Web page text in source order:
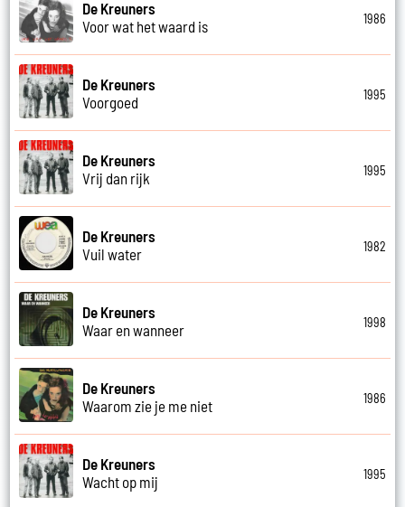
De Kreuners
Voor wat het waard is
1986
De Kreuners
Voorgoed
1995
De Kreuners
Vrij dan rijk
1995
De Kreuners
Vuil water
1982
De Kreuners
Waar en wanneer
1998
De Kreuners
Waarom zie je me niet
1986
De Kreuners
Wacht op mij
1995